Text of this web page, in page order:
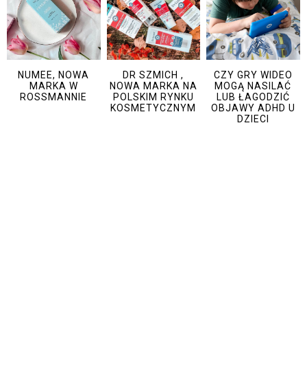
NUMEE, NOWA
MARKA W
ROSSMANNIE
DR SZMICH ,
NOWA MARKA NA
POLSKIM RYNKU
KOSMETYCZNYM
CZY GRY WIDEO
MOGĄ NASILAĆ
LUB ŁAGODZIĆ
OBJAWY ADHD U
DZIECI